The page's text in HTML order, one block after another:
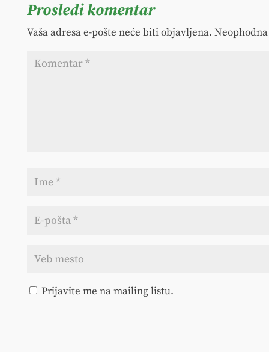
Prosledi komentar
Vaša adresa e-pošte neće biti objavljena.
Prijavite me na mailing listu.